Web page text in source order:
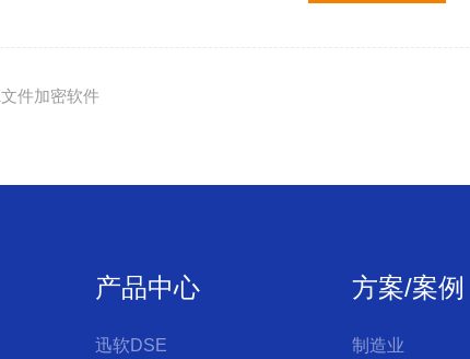
件加密软件
产品中心
迅软DSE
方案/案例
制造业